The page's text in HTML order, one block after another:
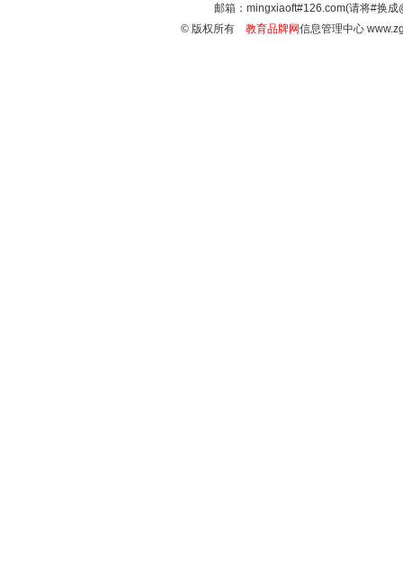
邮箱：mingxiaoft#126.com(请将#换
© 版权所有 教育品牌网信息管理中心